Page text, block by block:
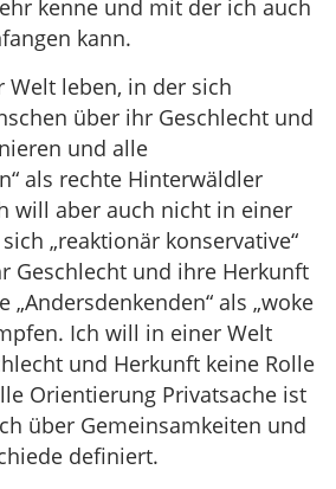
kenne und mit der ich auch
kann.
leben, in der sich
über ihr Geschlecht und
und alle
als rechte Hinterwäldler
will aber auch nicht in einer
„reaktionär konservative“
Geschlecht und ihre Herkunft
als „woke
Ich will in einer Welt
und Herkunft keine Rolle
Orientierung Privatsache ist
über Gemeinsamkeiten und
definiert.